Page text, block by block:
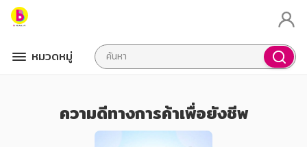
หมวดหมู่
ความดีทางการค้าเพื่อยังชีพ